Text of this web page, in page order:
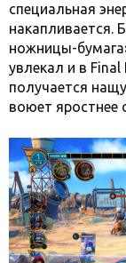
специальная
накапливается.
ножницы-
увлекал и в
получается
воюет яростнее